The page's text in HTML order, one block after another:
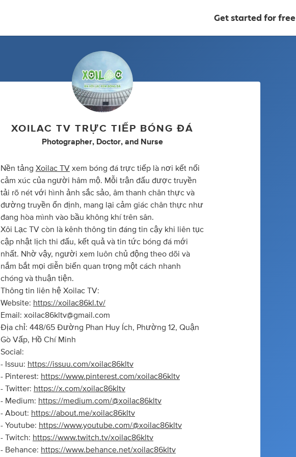
Get started for free
XOILAC TV TRỰC TIẾP BÓNG ĐÁ
Photographer, Doctor, and Nurse
Nền tảng Xoilac TV xem bóng đá trực tiếp là nơi kết nối
cảm xúc của người hâm mộ. Mỗi trận đấu được truyền
tải rõ nét với hình ảnh sắc sảo, âm thanh chân thực và
đường truyền ổn định, mang lại cảm giác chân thực như
đang hòa mình vào bầu không khí trên sân.
Xôi Lạc TV còn là kênh thông tin đáng tin cậy khi liên tục
cập nhật lịch thi đấu, kết quả và tin tức bóng đá mới
nhất. Nhờ vậy, người xem luôn chủ động theo dõi và
nắm bắt mọi diễn biến quan trọng một cách nhanh
chóng và thuận tiện.
Thông tin liên hệ Xoilac TV:
Website: https://xoilac86kl.tv/
Email: xoilac86kltv@gmail.com
Địa chỉ: 448/65 Đường Phan Huy Ích, Phường 12, Quận
Gò Vấp, Hồ Chí Minh
Social:
- Issuu: https://issuu.com/xoilac86kltv
- Pinterest: https://www.pinterest.com/xoilac86kltv
- Twitter: https://x.com/xoilac86kltv
- Medium: https://medium.com/@xoilac86kltv
- About: https://about.me/xoilac86kltv
- Youtube: https://www.youtube.com/@xoilac86kltv
- Twitch: https://www.twitch.tv/xoilac86kltv
- Behance: https://www.behance.net/xoilac86kltv